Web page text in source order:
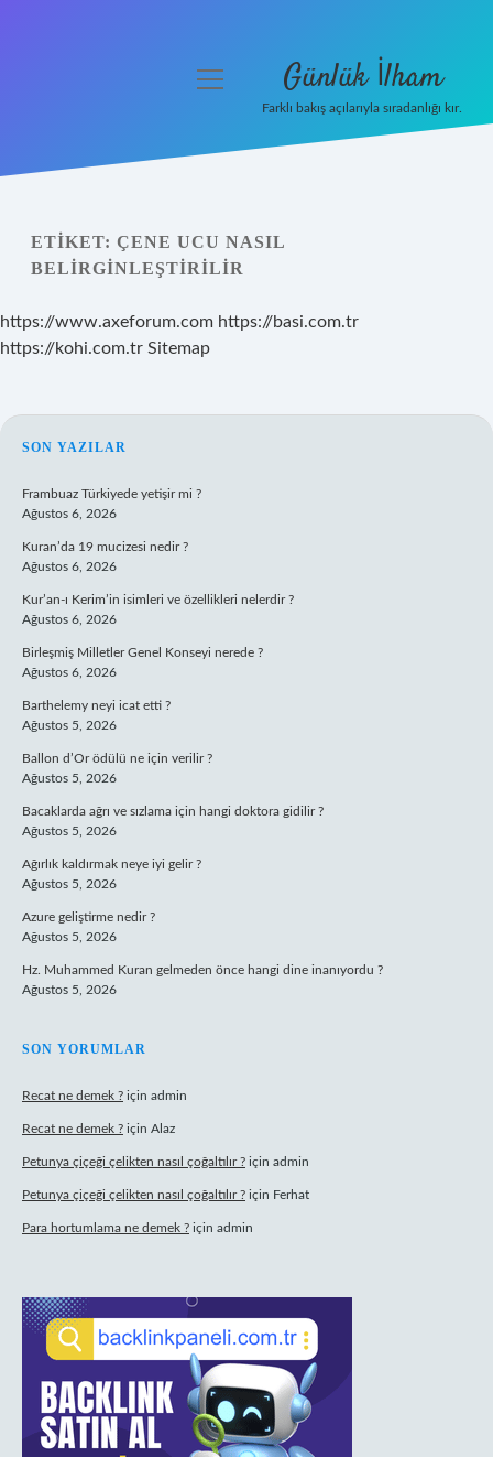
Yasal Uyarı
menüyü
Günlük İlham
Farklı bakış açılarıyla sıradanlığı kır.
ETIKET: ÇENE UCU NASIL
BELIRGINLEŞTIRILIR
https://www.axeforum.com https://basi.com.tr
https://kohi.com.tr Sitemap
SIDEBAR
SON YAZILAR
Frambuaz Türkiyede yetişir mi ?
Ağustos 6, 2026
Kuran’da 19 mucizesi nedir ?
Ağustos 6, 2026
Kur’an-ı Kerim’in isimleri ve özellikleri nelerdir ?
Ağustos 6, 2026
Birleşmiş Milletler Genel Konseyi nerede ?
Ağustos 6, 2026
Barthelemy neyi icat etti ?
Ağustos 5, 2026
Ballon d’Or ödülü ne için verilir ?
Ağustos 5, 2026
Bacaklarda ağrı ve sızlama için hangi doktora gidilir ?
Ağustos 5, 2026
Ağırlık kaldırmak neye iyi gelir ?
Ağustos 5, 2026
Azure geliştirme nedir ?
Ağustos 5, 2026
Hz. Muhammed Kuran gelmeden önce hangi dine inanıyordu ?
Ağustos 5, 2026
SON YORUMLAR
Recat ne demek ? için admin
Recat ne demek ? için Alaz
Petunya çiçeği çelikten nasıl çoğaltılır ? için admin
Petunya çiçeği çelikten nasıl çoğaltılır ? için Ferhat
Para hortumlama ne demek ? için admin